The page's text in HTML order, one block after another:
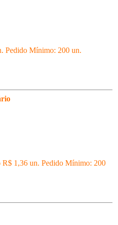
Pedido Mínimo: 200 un.
R$ 1,36 un. Pedido Mínimo: 200